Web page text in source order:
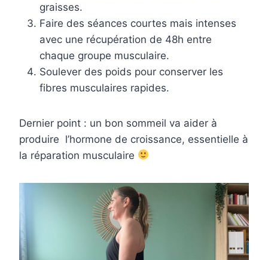
graisses.
Faire des séances courtes mais intenses
avec une récupération de 48h entre
chaque groupe musculaire.
Soulever des poids pour conserver les
fibres musculaires rapides.
Dernier point : un bon sommeil va aider à
produire l’hormone de croissance, essentielle à
la réparation musculaire